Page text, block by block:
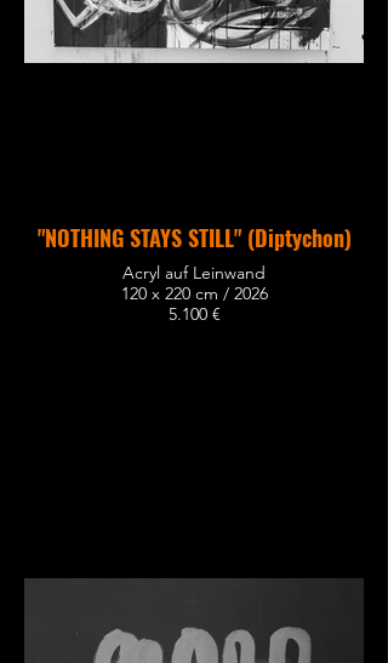
"NOTHING STAYS STILL" (Diptychon)
Acryl auf Leinwand
120 x 220 cm / 2026
5.100 €